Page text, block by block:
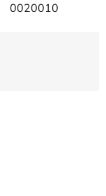
0020010